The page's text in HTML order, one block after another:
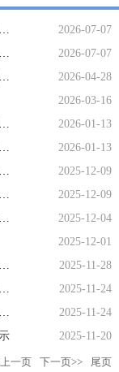
造（二期）与弱电设备间维修项目咨询设计服务询价公告
2026-07-07
校园光纤系统和管网改造（二期）与弱电设备间维修监理和验收测评服务询价公告
2026-07-07
华南理工大学西7、8、19宿舍周边光缆下地割接工程询价公告
2026-04-28
2026-03-16
华南理工大学西7、8、19宿舍周边光缆下地割接工程询价公告
2026-01-13
、19学生宿舍信息化资产回收服务询价公示
2026-01-13
网络及管道改造深化设计服务询价公告（二次）
2025-12-09
关于广州国际校区无线网络优化方案咨询服务的询价公告（二次）
2025-12-09
管控融合系统初步设计和投资概算项目询价公告
2025-12-04
2025-12-01
华南理工大学三校区信息化资产盘点服务询价公示
2025-11-28
光纤网络及管道改造深化设计服务询价公告
2025-11-24
关于广州国际校区无线网络优化方案咨询服务的询价公告
2025-11-24
2025-11-20
一页 下一页>> 尾页